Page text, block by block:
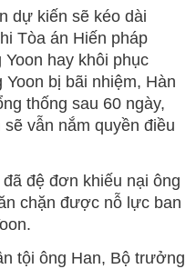
dự kiến ​​sẽ kéo dài
Tòa án Hiến pháp
hay khôi phục
bị bãi nhiệm, Hàn
thống sau 60 ngày,
vẫn nắm quyền điều
đệ đơn khiếu nại ông
chặn được nỗ lực ban
tội ông Han, Bộ trưởng